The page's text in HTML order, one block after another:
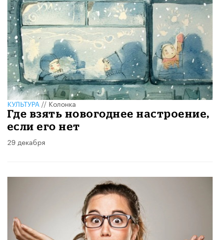
КУЛЬТУРА//Колонка
Где взять новогоднее настроение,
если его нет
29 декабря